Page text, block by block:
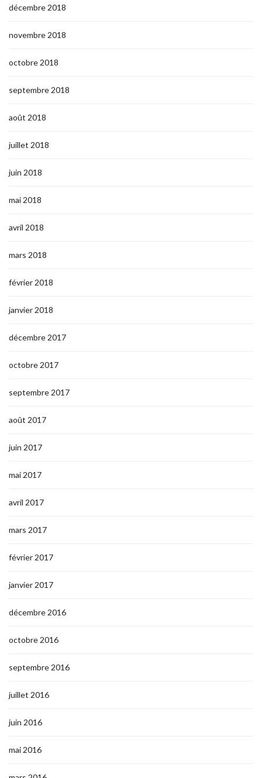
décembre 2018
novembre 2018
octobre 2018
septembre 2018
août 2018
juillet 2018
juin 2018
mai 2018
avril 2018
mars 2018
février 2018
janvier 2018
décembre 2017
octobre 2017
septembre 2017
août 2017
juin 2017
mai 2017
avril 2017
mars 2017
février 2017
janvier 2017
décembre 2016
octobre 2016
septembre 2016
juillet 2016
juin 2016
mai 2016